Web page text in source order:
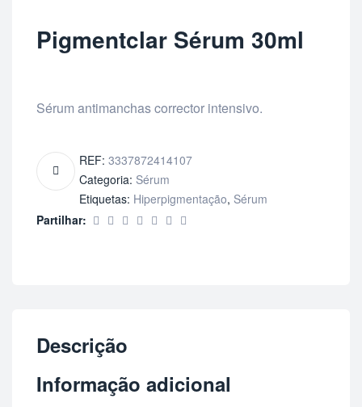
Pigmentclar Sérum 30ml
Sérum antimanchas corrector intensivo.
REF: 3337872414107
Categoria: Sérum
Etiquetas: Hiperpigmentação, Sérum
Partilhar:
Descrição
Informação adicional